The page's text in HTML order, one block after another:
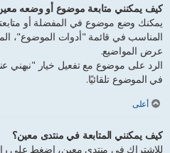
كيف يمكنني متابعة موضوع أو وضعه
يمكنك وضع موضوع في المفضلة أو
المناسب في قائمة "أدوات الموضوع"،
عرض المواضيع.
الرد على موضوع مع تفعيل خيار "نبهني
في الموضوع تلقائيًا.
أعلى
كيف يمكنني المتابعة في منتدى معين؟
للاشتراك في منتدى معين، اضغط على